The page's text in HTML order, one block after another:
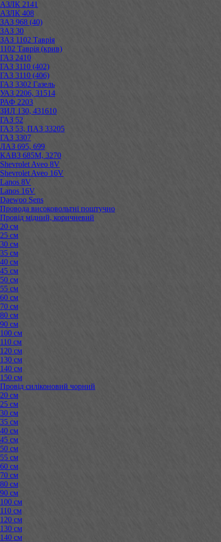
АЗЛК 2141
АЗЛК 408
ЗАЗ 968 (40)
ЗАЗ 30
ЗАЗ 1102 Таврія
1102 Таврія (крив)
ГАЗ 2410
ГАЗ 3110 (402)
ГАЗ 3110 (406)
ГАЗ 3302 Газель
УАЗ 2206, 31514
РАФ 2203
ЗИЛ 130, 431610
ГАЗ 52
ГАЗ 53, ПАЗ 33205
ГАЗ 3307
ЛАЗ 695, 699
КАВЗ 685М, 3270
Shevrolet Aveo 8V
Shevrolet Aveo 16V
Lanos 8V
Lanos 16V
Daewoo Sens
Провода високовольтні поштучно
Провід мідний, коричневий
20 см
25 см
30 см
35 см
40 см
45 см
50 см
55 см
60 см
70 см
80 см
90 см
100 см
110 см
120 см
130 см
140 см
150 см
Провід силіконовий чорний
20 см
25 см
30 см
35 см
40 см
45 см
50 см
55 см
60 см
70 см
80 см
90 см
100 см
110 см
120 см
130 см
140 см